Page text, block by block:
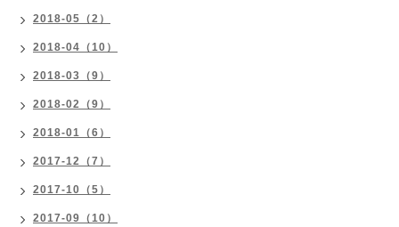
2018-05（2）
2018-04（10）
2018-03（9）
2018-02（9）
2018-01（6）
2017-12（7）
2017-10（5）
2017-09（10）